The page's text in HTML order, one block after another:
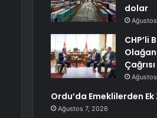
dolar
CHP’li
Çağrısı
Ordu’da Emeklilerden
Ağustos 7, 2026